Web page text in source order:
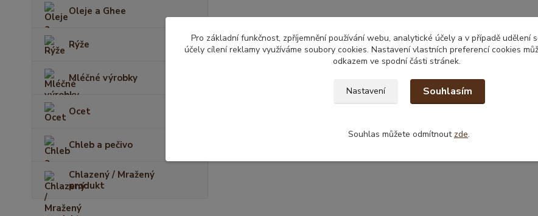
Oleje a Ghee
Rýže
Mléčné výrobky
Ocet
Chleb a pečivo
Chlazený / Mražený
produkt
Pro základní funkčnost, zpříjemnění používání webu, analytické účely a v případě udělení
účely cílení reklamy využíváme soubory cookies. Nastavení vlastních preferencí cookies
odkazem ve spodní části stránek.
Nastavení Souhlasím
Souhlas můžete odmítnout zde.